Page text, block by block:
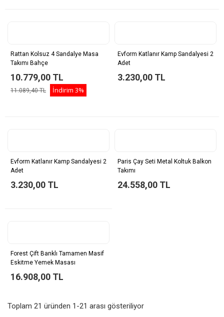
Rattan Kolsuz 4 Sandalye Masa
Takımı Bahçe
10.779,00 TL
11.089,40 TL İndirim 3%
Evform Katlanır Kamp Sandalyesi 2
Adet
3.230,00 TL
Evform Katlanır Kamp Sandalyesi 2
Adet
3.230,00 TL
Paris Çay Seti Metal Koltuk Balkon
Takımı
24.558,00 TL
Forest Çift Banklı Tamamen Masif
Eskitme Yemek Masası
16.908,00 TL
Toplam 21 üründen 1-21 arası gösteriliyor